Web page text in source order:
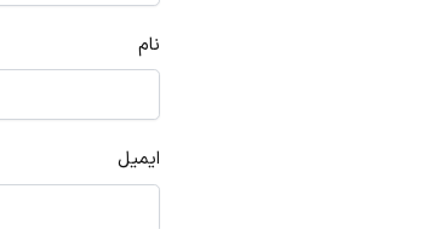
نام
ایمیل